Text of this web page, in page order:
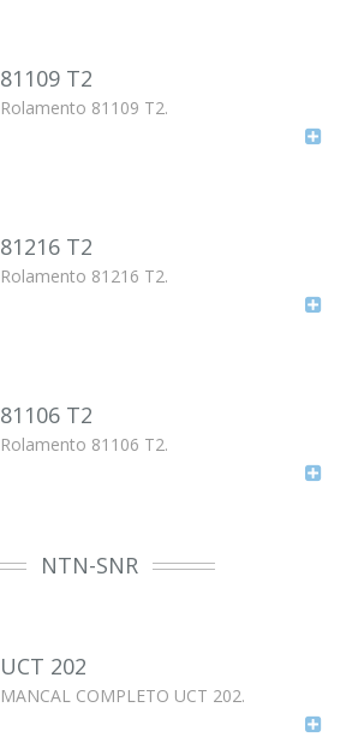
81109 T2
Rolamento 81109 T2.
81216 T2
Rolamento 81216 T2.
81106 T2
Rolamento 81106 T2.
NTN-SNR
UCT 202
MANCAL COMPLETO UCT 202.